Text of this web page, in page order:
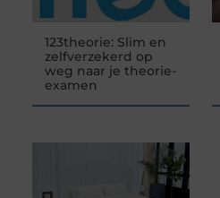
123theorie: Slim en
zelfverzekerd op
weg naar je theorie-
examen